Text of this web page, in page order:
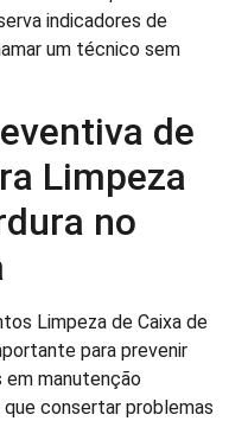
indicadores de
um técnico sem
de
Limpeza
no
Limpeza de Caixa de
para prevenir
em manutenção
consertar problemas